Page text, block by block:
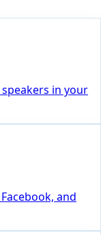
in your
and